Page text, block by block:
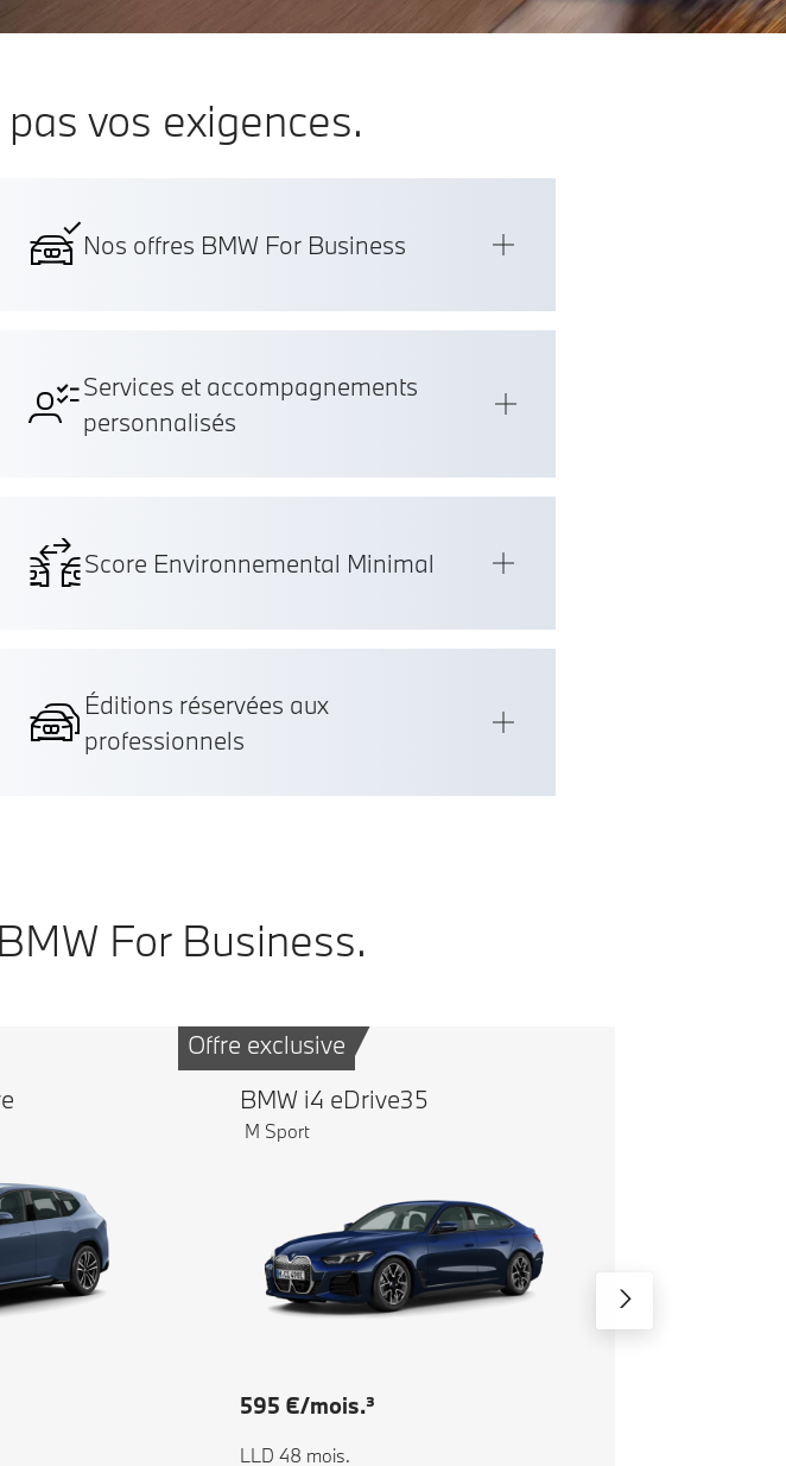
vos exigences.
Nos offres BMW For Business
Services et accompagnements
personnalisés
Score Environnemental Minimal
Éditions réservées aux
professionnels
For Business.
Offre exclusive
BMW i4 eDrive35
M Sport
595 €/mois.³
LLD 48 mois.